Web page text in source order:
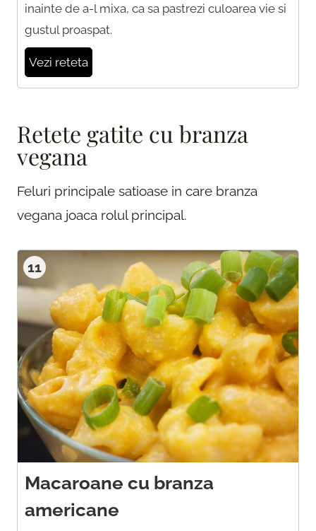
inainte de a-l mixa, ca sa pastrezi culoarea vie si
gustul proaspat.
Vezi reteta
Retete gatite cu branza
vegana
Feluri principale satioase in care branza
vegana joaca rolul principal.
11
Macaroane cu branza
americane